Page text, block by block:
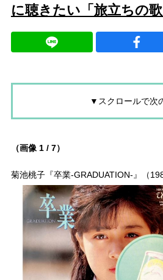
に聴きたい「旅立ちの歌
▼スクロールで次
（画像 1 / 7）
菊池桃子『卒業-GRADUATION-』（